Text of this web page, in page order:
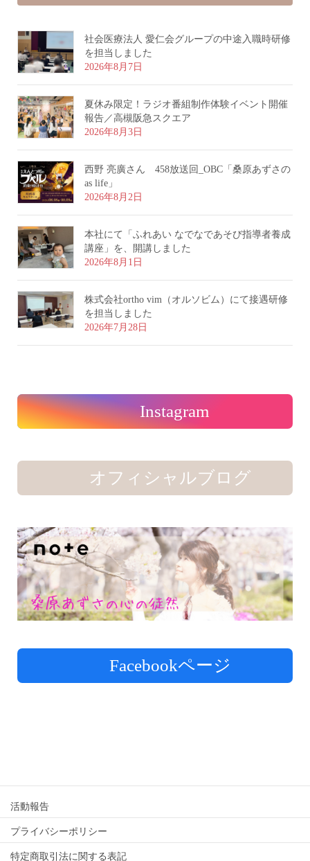
社会医療法人 愛仁会グループの中途入職時研修
を担当しました
2026年8月7日
夏休み限定！ラジオ番組制作体験イベント開催
報告／高槻阪急スクエア
2026年8月3日
西野 亮廣さん 458放送回_OBC「桑原あずさの
as life」
2026年8月2日
本社にて「ふれあい なでなであそび指導者養成
講座」を、開講しました
2026年8月1日
株式会社ortho vim（オルソビム）にて接遇研修
を担当しました
2026年7月28日
Instagram
オフィシャルブログ
Facebookページ
活動報告
プライバシーポリシー
特定商取引法に関する表記